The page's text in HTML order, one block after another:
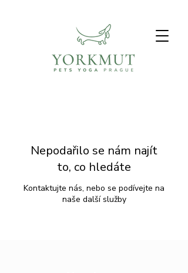
Nepodařilo se nám najít
to, co hledáte
Kontaktujte nás, nebo se podívejte na
naše další služby